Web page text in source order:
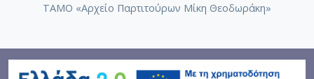
ΤΑΜΟ «Αρχείο Παρτιτούρων Μίκη Θεοδωράκη»